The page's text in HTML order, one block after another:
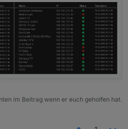
im Beitrag wenn er euch geholfen hat.